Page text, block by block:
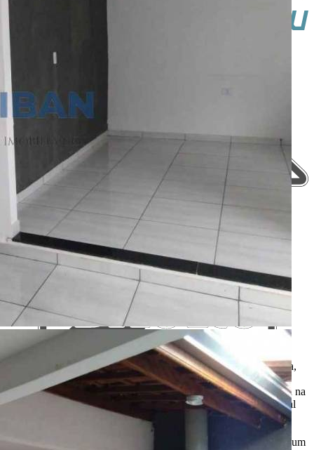
Aqui, no Portal Casa Bauru você encontra os imóveis para venda,
locação e aluguel de temporada das principais imobiliárias e
corretores em um só lugar. Precisando de um salão, chácara, casa na
praia ou sítio para eventos? Aqui você também encontra! O Portal
Casa Bauru apenas divulga as informações cadastradas pelos
usuários como um sistema de classificados. Não nos
responsabilizamos pelo conteúdo dos anúncios e não temos nenhum